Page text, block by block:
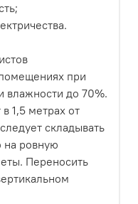
при
влажности до 70%.
1,5 метрах от
складывать
на ровную
Переносить